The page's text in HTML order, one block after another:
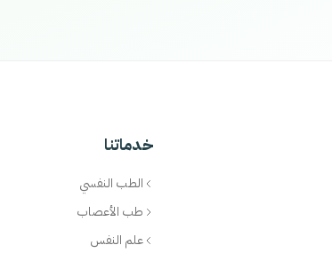
خدماتنا
الطب النفسي
طب الأعصاب
علم النفس